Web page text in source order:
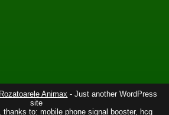
Animax - Just another WordPress
site
, thanks to: mobile phone signal booster, hcg